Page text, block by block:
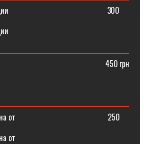
грн
цена от⠀⠀⠀⠀⠀⠀⠀⠀⠀⠀⠀⠀⠀⠀⠀⠀250
от